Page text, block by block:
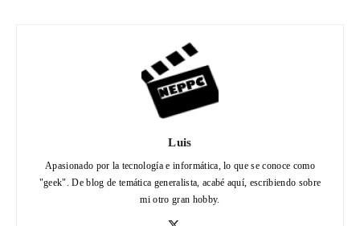
Luis
Apasionado por la tecnología e informática, lo que se conoce como
"geek". De blog de temática generalista, acabé aquí, escribiendo sobre
mi otro gran hobby.